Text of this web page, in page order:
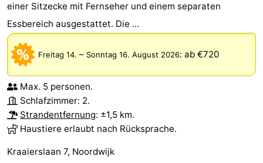
Wandern
-
Reiten
-
Golfplatze
Surfen
-
Sportangeln
Essen
einer Sitzecke mit Fernseher und einem separaten
Essbereich ausgestattet. Die ...
Freitag 14. – Sonntag 16. August 2026: ab €720
Max. 5 personen.
Schlafzimmer: 2.
Strandentfernung: ±1,5 km.
Haustiere erlaubt nach Rücksprache.
Kraaierslaan 7, Noordwijk